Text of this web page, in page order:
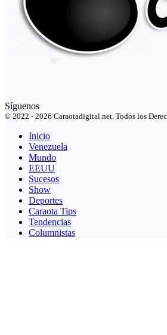
Síguenos
© 2022 - 2026 Caraotadigital.net. Todos los
Inicio
Venezuela
Mundo
EEUU
Sucesos
Show
Deportes
Caraota Tips
Tendencias
Columnistas